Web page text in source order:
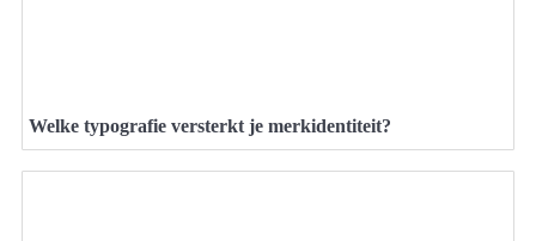
Welke typografie versterkt je merkidentiteit?